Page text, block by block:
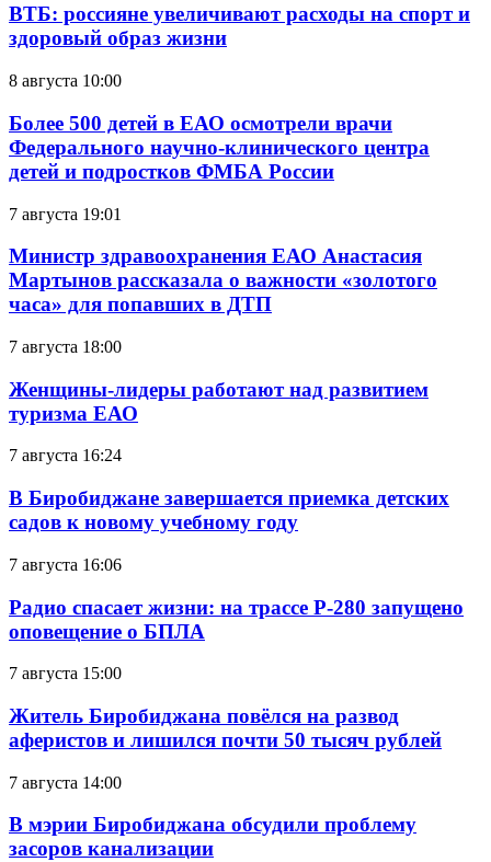
ВТБ: россияне увеличивают расходы на спорт и
здоровый образ жизни
8 августа 10:00
Более 500 детей в ЕАО осмотрели врачи
Федерального научно-клинического центра
детей и подростков ФМБА России
7 августа 19:01
Министр здравоохранения ЕАО Анастасия
Мартынов рассказала о важности «золотого
часа» для попавших в ДТП
7 августа 18:00
Женщины-лидеры работают над развитием
туризма ЕАО
7 августа 16:24
В Биробиджане завершается приемка детских
садов к новому учебному году
7 августа 16:06
Радио спасает жизни: на трассе Р-280 запущено
оповещение о БПЛА
7 августа 15:00
Житель Биробиджана повёлся на развод
аферистов и лишился почти 50 тысяч рублей
7 августа 14:00
В мэрии Биробиджана обсудили проблему
засоров канализации